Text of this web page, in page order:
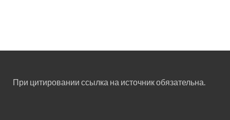
При цитировании ссылка на источник обязательна.